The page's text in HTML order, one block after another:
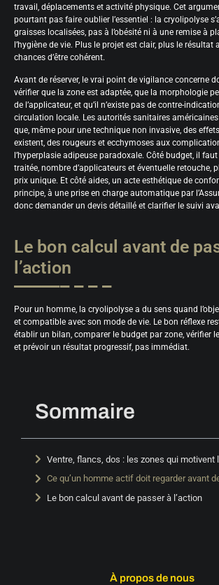
travail, déplacements et activité physique. Cet
pourtant pas faire oublier l’essentiel : la cryolipolyse
graisses localisées, pas à l’obésité ni à une remise à
l’hygiène de vie. Plus le projet est clair, plus le résultat
chances d’être cohérent.
Avant de réserver, le vrai point de vigilance concerne
vérifier que la zone est adaptée, que la morphologie
de l’applicateur, et qu’il n’existe pas de contre-
circulation locale. Les autorités sanitaires
que, même pour une technique non invasive, des
existent, des rougeurs et ecchymoses aux
l’hyperplasie adipeuse paradoxale. Côté budget, il
traitée, nombre d’applicateurs et éventuelle retouche,
prix unique. Et côté aides, un acte esthétique de
principe, à une prise en charge automatique par
donc demander un devis détaillé et clarifier le suivi
Le bon calcul avant de
l’action
Pour un homme, la cryolipolyse a du sens quand
et compatible avec son mode de vie. Le bon réflexe
établir un bilan, comparer le budget par zone, vérifier
et prévoir un résultat progressif, pas immédiat.
Sommaire
Ventre, flancs, dos : les zones qui motivent
Ce qu’un homme actif doit regarder avant
Le bon calcul avant de passer à l’action
À propos de nous